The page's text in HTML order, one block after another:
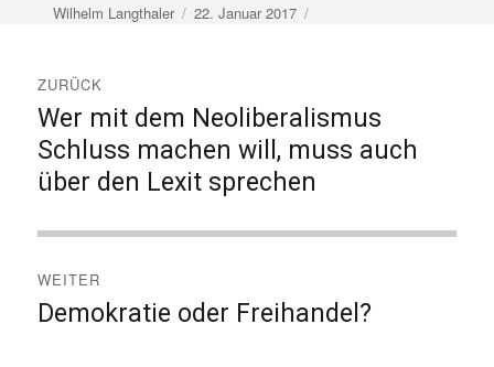
Autor
Wilhelm Langthaler
Veröffentlicht
22. Januar 2017
ZURÜCK
Vorheriger
Beitrag:
Wer mit dem Neoliberalismus
Schluss machen will, muss auch
über den Lexit sprechen
WEITER
Nächster
Demokratie oder Freihandel?